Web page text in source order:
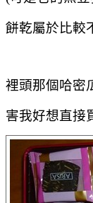
餅乾屬於比較
裡頭那個哈密
害我好想直接